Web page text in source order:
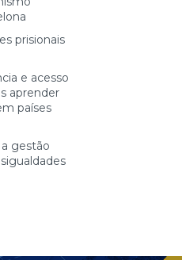
prisionais
e acesso
aprender
países
gestão